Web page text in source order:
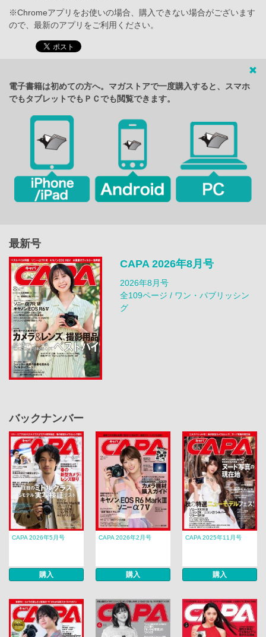
※Chromeアプリをお使いの場合、購入できない場合がございます
ので、最新のアプリをご利用ください。
電子書籍は初めての方へ。マガストアで一度購入すると、スマホ
でもタブレットでもＰＣでも閲覧できます。
最新号
CAPA 2026年8月号
2026年8月号
全109ページ / ワン・パブリッシン
グ
バックナンバー
CAPA 2026年5月号
購入
CAPA 2026年2月号
購入
CAPA 2025年11月号
購入